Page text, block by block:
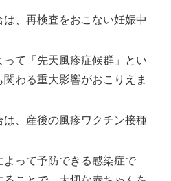
、再検査をおこない妊娠中
て「先天風疹症候群」とい
わる重大影響がおこりえま
は、産後の風疹ワクチン接種
よって予防できる感染症で